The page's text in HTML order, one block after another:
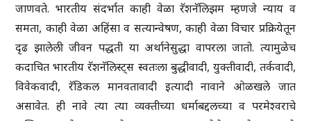
जाणवते. भारतीय संदर्भात काही वेळा रॅशनॅलिझम म्हणजे न्याय व
समता, काही वेळा अहिंसा व सत्यान्वेषण, काही वेळा विचार प्रक्रियेतून
दृढ झालेली जीवन पद्धती या अर्थानेसुद्धा वापरला जातो. त्यामुळेच
कदाचित भारतीय रॅशनॅलिस्ट्स स्वतःला बुद्धीवादी, युक्तीवादी, तर्कवादी,
विवेकवादी, रॅडिकल मानवतावादी इत्यादी नावाने ओळखले जात
असावेत. ही नावे त्या त्या व्यक्तीच्या धर्माबद्दलच्या व परमेश्वराचे